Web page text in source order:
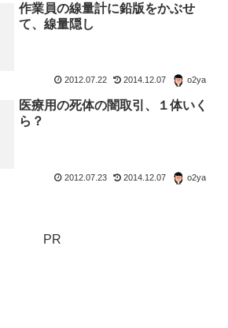
作業員の線量計に鉛版をかぶせ
て、線量隠し
2012.07.22 2014.12.07 o2ya
医療用の死体の闇取引、１体いく
ら？
2012.07.23 2014.12.07 o2ya
PR